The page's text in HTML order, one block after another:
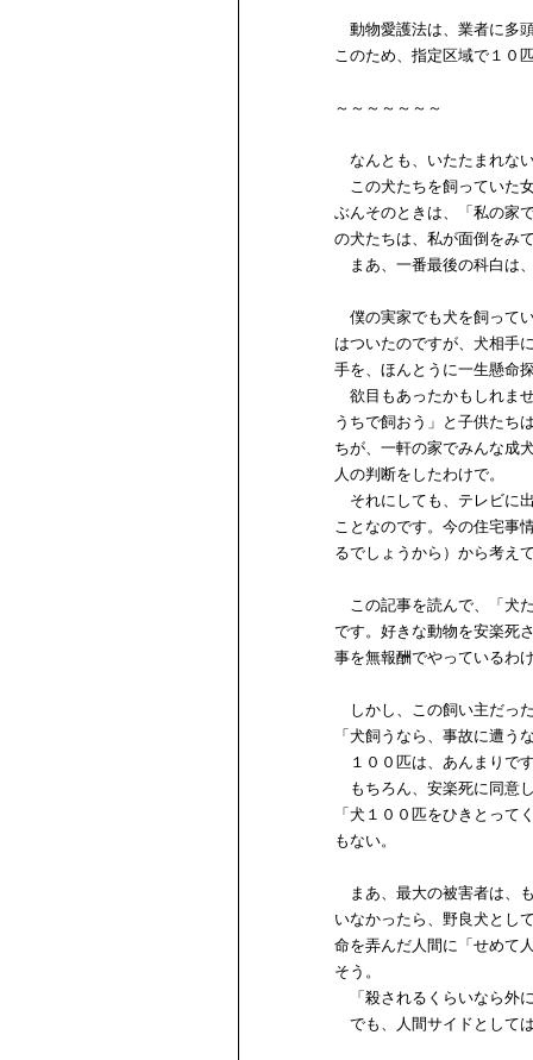
動物愛護法は、業者に多
このため、指定区域で１０
～～～～～～～
なんとも、いたたまれな
この犬たちを飼っていた
ぶんそのときは、「私の家
の犬たちは、私が面倒をみ
まあ、一番最後の科白は
僕の実家でも犬を飼って
はついたのですが、犬相手
手を、ほんとうに一生懸命
欲目もあったかもしれま
うちで飼おう」と子供たち
ちが、一軒の家でみんな成
人の判断をしたわけで。
それにしても、テレビに
ことなのです。今の住宅事
るでしょうから）から考え
この記事を読んで、「犬
です。好きな動物を安楽死
事を無報酬でやっているわ
しかし、この飼い主だっ
「犬飼うなら、事故に遭う
１００匹は、あんまりで
もちろん、安楽死に同意
「犬１００匹をひきとっ
もない。
まあ、最大の被害者は、
いなかったら、野良犬とし
命を弄んだ人間に「せめて
そう。
「殺されるくらいなら外
でも、人間サイドとして